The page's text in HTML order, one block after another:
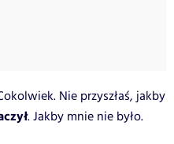
Nie przyszłaś, jakby
. Jakby mnie nie było.